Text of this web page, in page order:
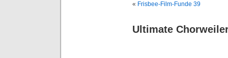
« Frisbee-Film-Funde 39
Ultimate